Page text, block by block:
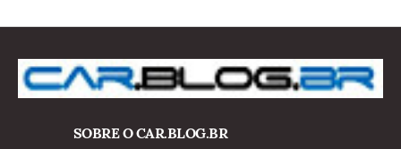
SOBRE O CAR.BLOG.BR